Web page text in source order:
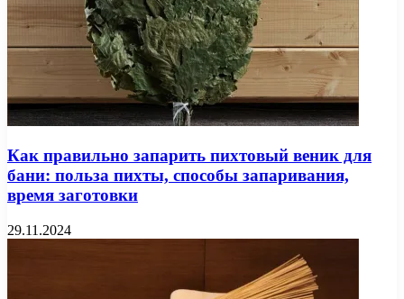
Как правильно запарить пихтовый веник для
бани: польза пихты, способы запаривания,
время заготовки
29.11.2024